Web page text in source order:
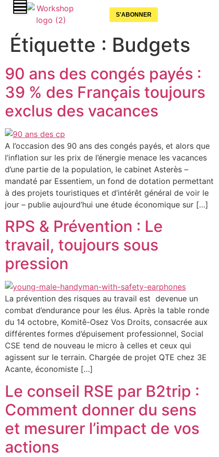
S'ABONNER
Étiquette : Budgets
90 ans des congés payés :
39 % des Français toujours
exclus des vacances
A l’occasion des 90 ans des congés payés, et alors que
l’inflation sur les prix de l’énergie menace les vacances
d’une partie de la population, le cabinet Asterès –
mandaté par Essentiem, un fond de dotation permettant
à des projets touristiques et d’intérêt général de voir le
jour – publie aujourd’hui une étude économique sur […]
RPS & Prévention : Le
travail, toujours sous
pression
La prévention des risques au travail est ­ devenue un
combat d’endurance pour les élus. Après la table ronde
du 14 octobre, Komitê-Osez Vos Droits, consacrée aux
différentes formes d’épuisement professionnel, Social
CSE tend de nouveau le micro à celles et ceux qui
agissent sur le terrain. Chargée de projet QTE chez 3E
Acante, économiste […]
Le conseil RSE par B2trip :
Comment donner du sens
et mesurer l’impact de vos
actions